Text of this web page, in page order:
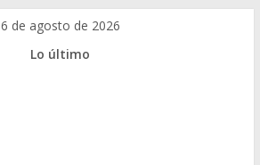
6 de agosto de 2026
Lo último